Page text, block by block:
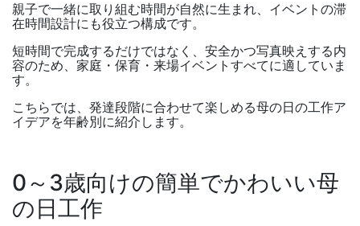
親子で一緒に取り組む時間が自然に生まれ、イベントの滞
在時間設計にも役立つ構成です。
短時間で完成するだけではなく、安全かつ写真映えする内
容のため、家庭・保育・来場イベントすべてに適していま
す。
こちらでは、発達段階に合わせて楽しめる母の日の工作ア
イデアを年齢別に紹介します。
0～ 3歳向けの簡単でかわいい母
の日工作